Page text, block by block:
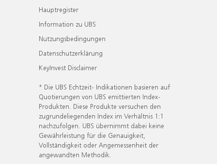
Hauptregister
Information zu UBS
Nutzungsbedingungen
Datenschutzerklärung
KeyInvest Disclaimer
* Die UBS Echtzeit- Indikationen basieren auf
Quotierungen von UBS emittierten Index-
Produkten. Diese Produkte versuchen den
zugrundeliegenden Index im Verhältnis 1:1
nachzufolgen. UBS übernimmt dabei keine
Gewährleistung für die Genauigkeit,
Vollständigkeit oder Angemessenheit der
angewandten Methodik.